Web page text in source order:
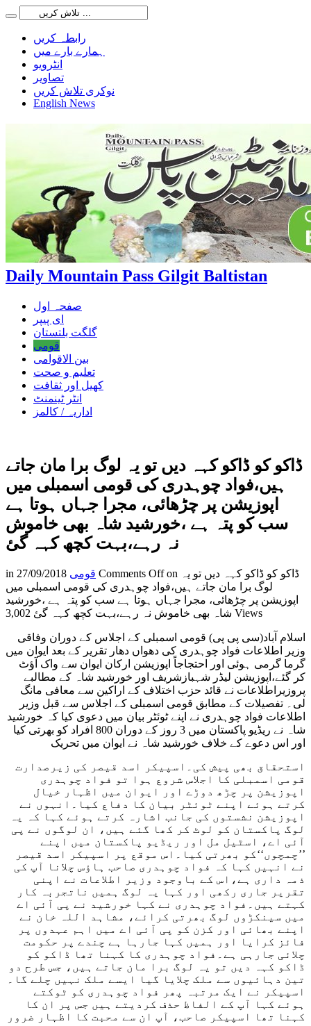
رابطہ کریں
ہمارے بارے میں
انٹرویو
تصاویر
نوکری تلاش کریں
English News
Daily Mountain Pass Gilgit Baltistan
صفحہ اول
ای پیپر
گلگت بلتستان
قومی
بین الاقوامی
تعلیم و صحت
کھیل اور ثقافت
انٹر ٹینمنٹ
اداریہ / کالمز
ڈاکو کو ڈاکو کہہ دیں تو یہ لوگ برا مان جاتے
ہیں،فواد چوہدری کی قومی اسمبلی میں
اپوزیشن پر چڑھائی، مجرا جہاں ہوتا ہے
سب کو پتہ ہے ،خورشید شاہ بھی خاموش
نہ رہے،بہت کچھ کہہ گئ
in قومی 27/09/2018 Comments Offon ڈاکو کو ڈاکو کہہ دیں تو یہ
لوگ برا مان جاتے ہیں،فواد چوہدری کی قومی اسمبلی میں
اپوزیشن پر چڑھائی، مجرا جہاں ہوتا ہے سب کو پتہ ہے ،خورشید
شاہ بھی خاموش نہ رہے،بہت کچھ کہہ گئ 3,002 Views
اسلام آباد(سی پی پی) قومی اسمبلی کے اجلاس کے دوران وفاقی
وزیر اطلاعات فواد چوہدری کی دھواں دھار تقریر کے بعد ایوان میں
گرما گرمی ہوئی اور احتجاجاً اپوزیشن ارکان ایوان سے واک آؤٹ
کر گئے،اپوزیشن لیڈر شہبازشریف اور خورشید شاہ کے مطالبے
پروزیراطلاعات نے قائد حزب اختلاف کے اراکین سے معافی مانگ
لی۔ تفصیلات کے مطابق قومی اسمبلی کے اجلاس سے قبل وزیر
اطلاعات فواد چوہدری نے اپنے ٹوئٹر بیان میں دعوی کیا کہ خورشید
شاہ نے ریڈیو پاکستان میں 3 روز کے دوران 800 افراد کو بھرتی کیا
اور اس دعوے کے خلاف خورشید شاہ نے ایوان میں تحریک
استحقاق بھی پیش کی۔اسپیکر اسد قیصر کی زیرصدارت
قومی اسمبلی کا اجلاس شروع ہوا تو فواد چوہدری
اپوزیشن پر چڑھ دوڑے اور ایوان میں اظہار خیال
کرتے ہوئے اپنے ٹوئٹر بیان کا دفاع کیا۔انہوں نے
اپوزیشن نشستوں کی جانب اشارہ کرتے ہوئے کہا کہ یہ
لوگ پاکستان کو لوٹ کر کھا گئے ہیں، ان لوگوں نے پی
آئی اے، اسٹیل مل اور ریڈیو پاکستان میں اپنے
’’چمچوں‘‘کو بھرتی کیا۔اس موقع پر اسپیکر اسد قیصر
نے انہیں کہا کہ فواد چوہدری صاحب ہاؤس چلانا آپ کی
ذمہ داری ہے،اس کے باوجود وزیر اطلاعات نے اپنی
تقریر جاری رکھی اور کہا یہ لوگ ہمیں ناتجربہ کار
کہتے ہیں۔فواد چوہدری نے کہا خورشید نے پی آئی اے
میں سینکڑوں لوگ بھرتی کرائے، مشاہد اللہ خان نے
اپنے بھائی اور کزن کو پی آئی اے میں اہم عہدوں پر
فائز کرایا اور ہمیں کہا جارہا ہے چندے پر حکومت
چلائی جارہی ہے۔فواد چوہدری کا کہنا تھا ڈاکو کو
ڈاکو کہہ دیں تو یہ لوگ برا مان جاتے ہیں، جس طرح دو
تین دہائیوں سے ملک چلایا گیا ایسے ملک نہیں چلے گا۔
اسپیکر نے ایک مرتبہ پھر فواد چوہدری کو ٹوکتے
ہوئے کہا آپ کے الفاظ حذف کردیتے ہیں جس پر ان کا
کہنا تھا اسپیکر صاحب، آپ ان سے محبت کا اظہار ضرور